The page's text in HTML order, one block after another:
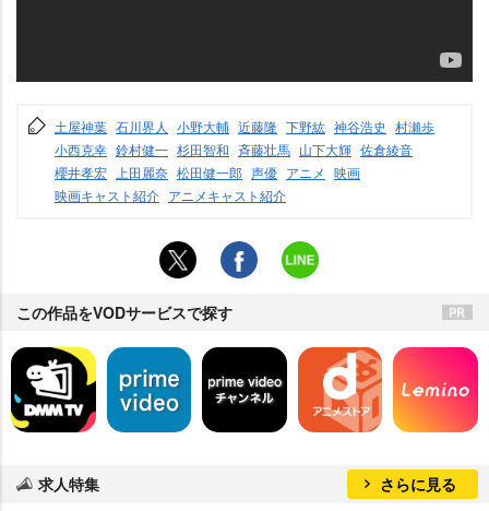
土屋神葉 石川界人 小野大輔 近藤隆 下野紘 神谷浩史 村瀬歩
小西克幸 鈴村健一 杉田智和 斉藤壮馬 山下大輝 佐倉綾音
櫻井孝宏
上田麗奈 松田健一郎 声優 アニメ 映画
映画キャスト紹介 アニメキャスト紹介
この作品をVODサービスで探す
求人特集 さらに見る